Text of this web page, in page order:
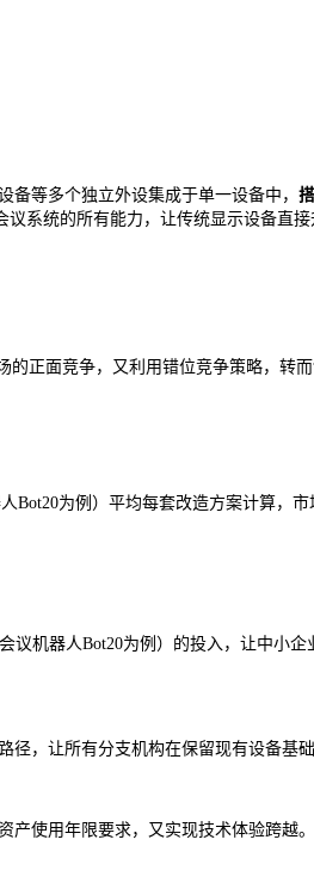
等多个独立外设集成于单一设备中，
系统的所有能力，让传统显示设备直接
的正面竞争，又利用错位竞争策略，
为例）平均每套改造方案计算，
机器人Bot20为例）的投入，让中小
，让所有分支机构在保留现有设备基
使用年限要求，又实现技术体验跨越。